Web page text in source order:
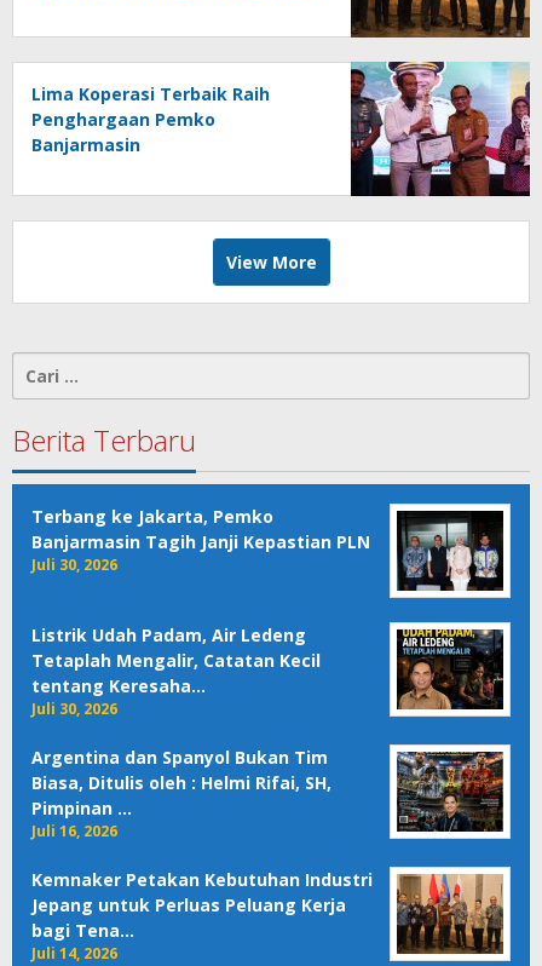
Lima Koperasi Terbaik Raih
Penghargaan Pemko
Banjarmasin
View More
Cari
Berita Terbaru
Terbang ke Jakarta, Pemko
Banjarmasin Tagih Janji Kepastian PLN
Juli 30, 2026
Listrik Udah Padam, Air Ledeng
Tetaplah Mengalir, Catatan Kecil
tentang Keresaha…
Juli 30, 2026
Argentina dan Spanyol Bukan Tim
Biasa, Ditulis oleh : Helmi Rifai, SH,
Pimpinan …
Juli 16, 2026
Kemnaker Petakan Kebutuhan Industri
Jepang untuk Perluas Peluang Kerja
bagi Tena…
Juli 14, 2026